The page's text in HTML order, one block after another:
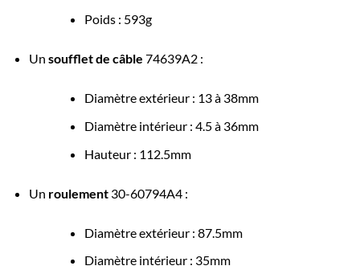
Poids : 593g
Un soufflet de câble 74639A2 :
Diamètre extérieur : 13 à 38mm
Diamètre intérieur : 4.5 à 36mm
Hauteur : 112.5mm
Un roulement 30-60794A4 :
Diamètre extérieur : 87.5mm
Diamètre intérieur : 35mm